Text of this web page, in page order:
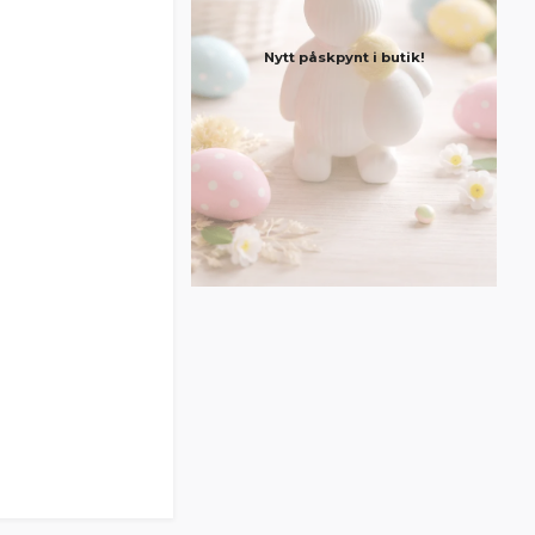
Nytt påskpynt i butik!